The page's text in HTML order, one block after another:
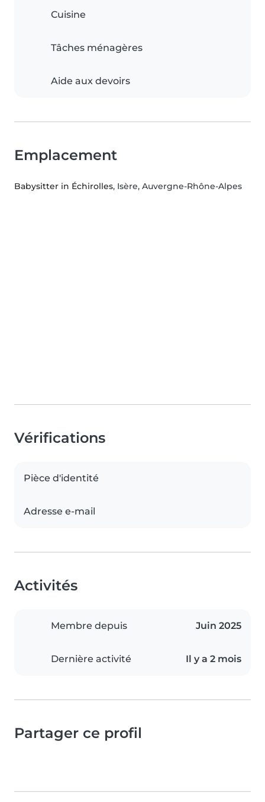
Cuisine
Tâches ménagères
Aide aux devoirs
Emplacement
Babysitter in Échirolles, Isère, Auvergne-Rhône-Alpes
Vérifications
Pièce d'identité
Adresse e-mail
Activités
Membre depuis Juin 2025
Dernière activité Il y a 2 mois
Partager ce profil